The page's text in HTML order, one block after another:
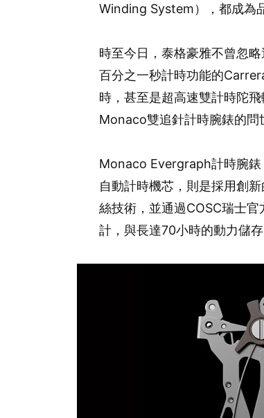
Winding System），都成為
時至今日，泰格豪雅不曾忽
百分之一秒計時功能的
時，甚至是超高速雙計時陀
Monaco雙追針計時腕錶的問
Monaco Evergraph計時腕
自動計時機芯，則是採用創
絲技術，並通過COSC瑞士
計，與長達70小時的動力儲存